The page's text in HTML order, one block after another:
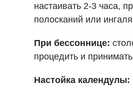
настаивать 2-3 часа,
полосканий или
При бессоннице:
процедить и
Настойка календулы: